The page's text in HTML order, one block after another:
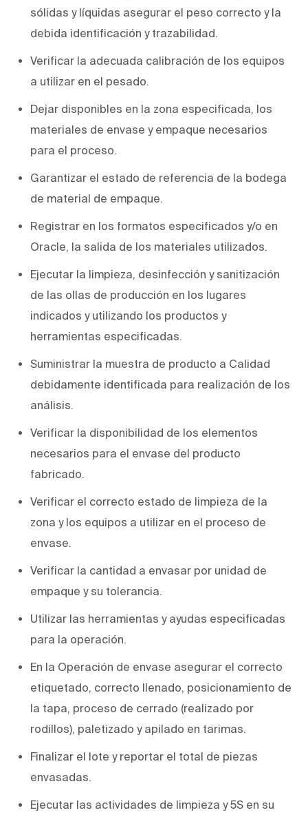
sólidas y líquidas asegurar el peso correcto y la
debida identificación y trazabilidad.
Verificar la adecuada calibración de los equipos
a utilizar en el pesado.
Dejar disponibles en la zona especificada, los
materiales de envase y empaque necesarios
para el proceso.
Garantizar el estado de referencia de la bodega
de material de empaque.
Registrar en los formatos especificados y/o en
Oracle, la salida de los materiales utilizados.
Ejecutar la limpieza, desinfección y sanitización
de las ollas de producción en los lugares
indicados y utilizando los productos y
herramientas especificadas.
Suministrar la muestra de producto a Calidad
debidamente identificada para realización de los
análisis.
Verificar la disponibilidad de los elementos
necesarios para el envase del producto
fabricado.
Verificar el correcto estado de limpieza de la
zona y los equipos a utilizar en el proceso de
envase.
Verificar la cantidad a envasar por unidad de
empaque y su tolerancia.
Utilizar las herramientas y ayudas especificadas
para la operación.
En la Operación de envase asegurar el correcto
etiquetado, correcto llenado, posicionamiento de
la tapa, proceso de cerrado (realizado por
rodillos), paletizado y apilado en tarimas.
Finalizar el lote y reportar el total de piezas
envasadas.
Ejecutar las actividades de limpieza y 5S en su